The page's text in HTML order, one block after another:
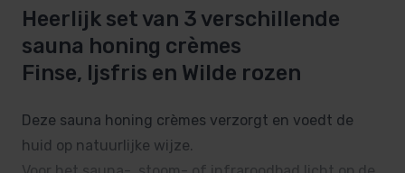
Heerlijk set van 3 verschillende
sauna honing crèmes
Finse, Ijsfris en Wilde rozen
Deze sauna honing crèmes verzorgt en voedt de
huid op natuurlijke wijze.